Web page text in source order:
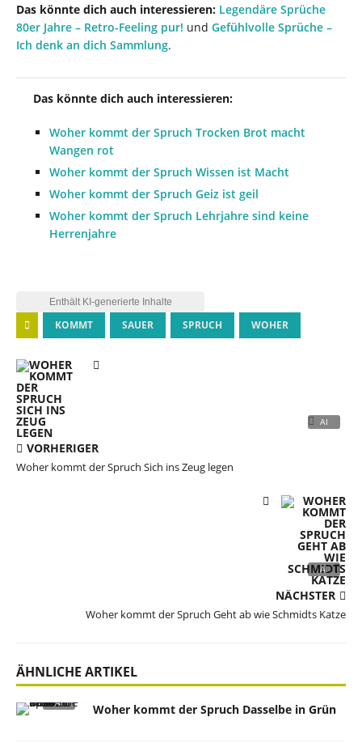
Das könnte dich auch interessieren: Legendäre Sprüche
80er Jahre – Retro-Feeling pur! und Gefühlvolle Sprüche –
Ich denk an dich Sammlung.
Das könnte dich auch interessieren:
Woher kommt der Spruch Trocken Brot macht
Wangen rot
Woher kommt der Spruch Wissen ist Macht
Woher kommt der Spruch Geiz ist geil
Woher kommt der Spruch Lehrjahre sind keine
Herrenjahre
KOMMT SAUER SPRUCH WOHER
VORHERIGER
Woher kommt der Spruch Sich ins Zeug legen
NÄCHSTER
Woher kommt der Spruch Geht ab wie Schmidts Katze
ÄHNLICHE ARTIKEL
Woher kommt der Spruch Dasselbe in Grün